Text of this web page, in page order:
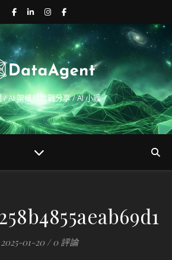
/ AI 架構師實戰分享 / AI 小課
2025-01-20 / 0 評論